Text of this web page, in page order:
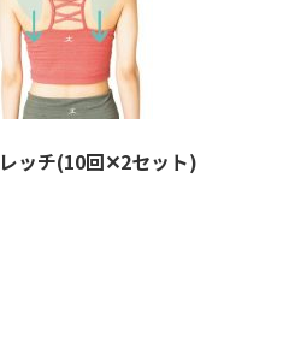
ッチ(10回✕2セット)